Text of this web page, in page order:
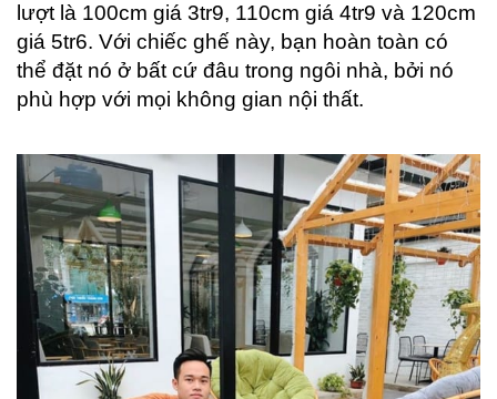
lượt là 100cm giá 3tr9, 110cm giá 4tr9 và 120cm
giá 5tr6. Với chiếc ghế này, bạn hoàn toàn có
thể đặt nó ở bất cứ đâu trong ngôi nhà, bởi nó
phù hợp với mọi không gian nội thất.